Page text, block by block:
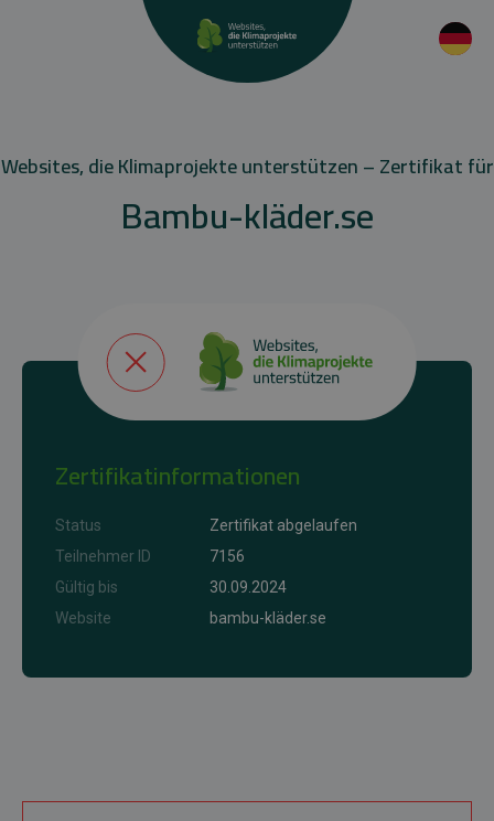
Websites, die Klimaprojekte unterstützen – Zertifikat für
Bambu-kläder.se
Zertifikatinformationen
Status
Zertifikat abgelaufen
Teilnehmer ID
7156
Gültig bis
30.09.2024
Website
bambu-kläder.se